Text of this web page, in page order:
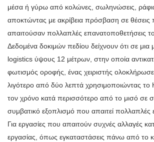
μέσα ή γύρω από κολώνες, σωληνώσεις,
αποκτώντας με ακρίβεια πρόσβαση σε θέσεις
απαιτούσαν πολλαπλές επανατοποθετήσεις
Δεδομένα δοκιμών πεδίου δείχνουν ότι σε
logistics ύψους 12 μέτρων, στην οποία
φωτισμός οροφής, ένας χειριστής
λιγότερο από δύο λεπτά χρησιμοποιώντας το
τον χρόνο κατά περισσότερο από το μισό σε
συμβατικό εξοπλισμό που απαιτεί πολλαπλές
Για εργασίες που απαιτούν συχνές αλλαγές
εργασίας, όπως εγκαταστάσεις πάνω από το